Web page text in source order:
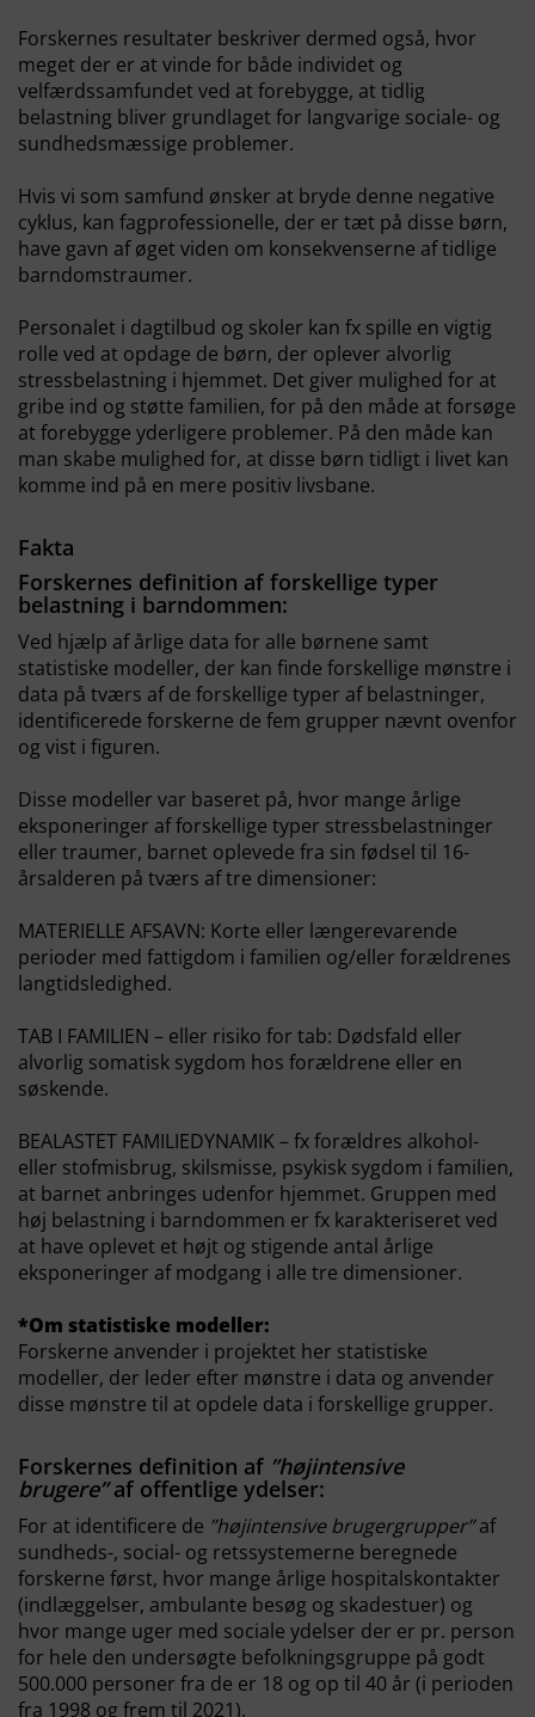
Forskernes resultater beskriver dermed også, hvor
meget der er at vinde for både individet og
velfærdssamfundet ved at forebygge, at tidlig
belastning bliver grundlaget for langvarige sociale- og
sundhedsmæssige problemer.
Hvis vi som samfund ønsker at bryde denne negative
cyklus, kan fagprofessionelle, der er tæt på disse børn,
have gavn af øget viden om konsekvenserne af tidlige
barndomstraumer.
Personalet i dagtilbud og skoler kan fx spille en vigtig
rolle ved at opdage de børn, der oplever alvorlig
stressbelastning i hjemmet. Det giver mulighed for at
gribe ind og støtte familien, for på den måde at forsøge
at forebygge yderligere problemer. På den måde kan
man skabe mulighed for, at disse børn tidligt i livet kan
komme ind på en mere positiv livsbane.
Fakta
Forskernes definition af forskellige typer
belastning i barndommen:
Ved hjælp af årlige data for alle børnene samt
statistiske modeller, der kan finde forskellige mønstre i
data på tværs af de forskellige typer af belastninger,
identificerede forskerne de fem grupper nævnt ovenfor
og vist i figuren.
Disse modeller var baseret på, hvor mange årlige
eksponeringer af forskellige typer stressbelastninger
eller traumer, barnet oplevede fra sin fødsel til 16-
årsalderen på tværs af tre dimensioner:
MATERIELLE AFSAVN: Korte eller længerevarende
perioder med fattigdom i familien og/eller forældrenes
langtidsledighed.
TAB I FAMILIEN – eller risiko for tab: Dødsfald eller
alvorlig somatisk sygdom hos forældrene eller en
søskende.
BEALASTET FAMILIEDYNAMIK – fx forældres alkohol-
eller stofmisbrug, skilsmisse, psykisk sygdom i familien,
at barnet anbringes udenfor hjemmet. Gruppen med
høj belastning i barndommen er fx karakteriseret ved
at have oplevet et højt og stigende antal årlige
eksponeringer af modgang i alle tre dimensioner.
*Om statistiske modeller:
Forskerne anvender i projektet her statistiske
modeller, der leder efter mønstre i data og anvender
disse mønstre til at opdele data i forskellige grupper.
Forskernes definition af ”højintensive
brugere”af offentlige ydelser:
For at identificere de ”højintensive brugergrupper”af
sundheds-, social- og retssystemerne beregnede
forskerne først, hvor mange årlige hospitalskontakter
(indlæggelser, ambulante besøg og skadestuer) og
hvor mange uger med sociale ydelser der er pr. person
for hele den undersøgte befolkningsgruppe på godt
500.000 personer fra de er 18 og op til 40 år (i perioden
fra 1998 og frem til 2021).